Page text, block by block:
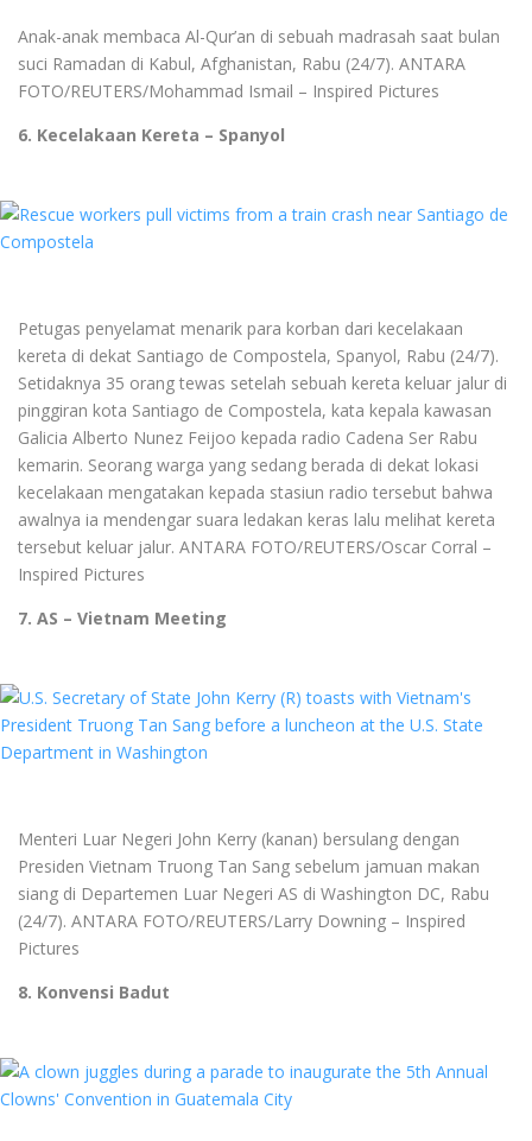
Anak-anak membaca Al-Qur’an di sebuah madrasah saat bulan
suci Ramadan di Kabul, Afghanistan, Rabu (24/7). ANTARA
FOTO/REUTERS/Mohammad Ismail – Inspired Pictures
6. Kecelakaan Kereta – Spanyol
Petugas penyelamat menarik para korban dari kecelakaan
kereta di dekat Santiago de Compostela, Spanyol, Rabu (24/7).
Setidaknya 35 orang tewas setelah sebuah kereta keluar jalur di
pinggiran kota Santiago de Compostela, kata kepala kawasan
Galicia Alberto Nunez Feijoo kepada radio Cadena Ser Rabu
kemarin. Seorang warga yang sedang berada di dekat lokasi
kecelakaan mengatakan kepada stasiun radio tersebut bahwa
awalnya ia mendengar suara ledakan keras lalu melihat kereta
tersebut keluar jalur. ANTARA FOTO/REUTERS/Oscar Corral –
Inspired Pictures
7. AS – Vietnam Meeting
Menteri Luar Negeri John Kerry (kanan) bersulang dengan
Presiden Vietnam Truong Tan Sang sebelum jamuan makan
siang di Departemen Luar Negeri AS di Washington DC, Rabu
(24/7). ANTARA FOTO/REUTERS/Larry Downing – Inspired
Pictures
8. Konvensi Badut